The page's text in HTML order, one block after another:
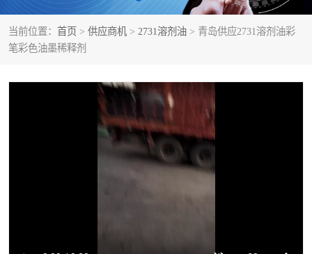
当前位置： 首页 > 供应商机 > 2731溶剂油 > 青岛供应2731溶剂油彩
笔彩色油墨稀释剂
异构烷烃 天然乳胶
26+32号化妆级白油 46+68号化妆级白油